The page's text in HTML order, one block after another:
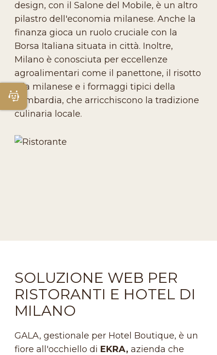
design, con il Salone del Mobile, è un altro
pilastro dell'economia milanese. Anche la
finanza gioca un ruolo cruciale con la
Borsa Italiana situata in città. Inoltre,
Milano è conosciuta per eccellenze
agroalimentari come il panettone, il risotto
alla milanese e i formaggi tipici della
Lombardia, che arricchiscono la tradizione
culinaria locale.
SOLUZIONE WEB PER
RISTORANTI E HOTEL DI
MILANO
GALA, gestionale per Hotel Boutique, è un
fiore all'occhiello di EKRA, azienda che
Apri Chatbot